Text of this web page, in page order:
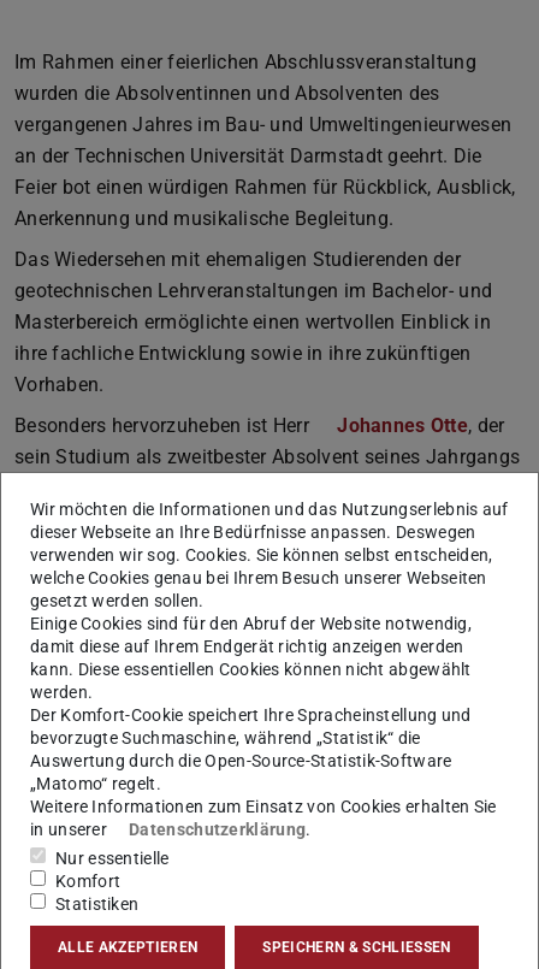
Im Rahmen einer feierlichen Abschlussveranstaltung
wurden die Absolventinnen und Absolventen des
vergangenen Jahres im Bau- und Umweltingenieurwesen
an der Technischen Universität Darmstadt geehrt. Die
Feier bot einen würdigen Rahmen für Rückblick, Ausblick,
Anerkennung und musikalische Begleitung.
Das Wiedersehen mit ehemaligen Studierenden der
geotechnischen Lehrveranstaltungen im Bachelor- und
Masterbereich ermöglichte einen wertvollen Einblick in
ihre fachliche Entwicklung sowie in ihre zukünftigen
Vorhaben.
Besonders hervorzuheben ist Herr
Johannes Otte, der
sein Studium als zweitbester Absolvent seines Jahrgangs
nun als Doktorand am Institut für Geotechnik fort. Wir
freuen uns sehr auf die weitere Zusammenarbeit und auf
seine wissenschaftlichen Beiträge in den kommenden
Jahren.
Allen Absolventinnen und Absolventen gilt herzlicher
Glückwunsch zum erfolgreichen Abschluss!!
Das Engagement, die Zielstrebigkeit und die fachliche
Kompetenz dieser jungen Ingenieurinnen und Ingenieure
leistet einen bedeutenden Beitrag zur Zukunft des Bau-
und Umweltingenieurwesens.
Wir möchten die Informationen und das Nutzungserlebnis auf
dieser Webseite an Ihre Bedürfnisse anpassen. Deswegen
verwenden wir sog. Cookies. Sie können selbst entscheiden,
welche Cookies genau bei Ihrem Besuch unserer Webseiten
gesetzt werden sollen.
Einige Cookies sind für den Abruf der Website notwendig,
damit diese auf Ihrem Endgerät richtig anzeigen werden
kann. Diese essentiellen Cookies können nicht abgewählt
werden.
Der Komfort-Cookie speichert Ihre Spracheinstellung und
bevorzugte Suchmaschine, während „Statistik“ die
Auswertung durch die Open-Source-Statistik-Software
„Matomo“ regelt.
Weitere Informationen zum Einsatz von Cookies erhalten Sie
in unserer
Datenschutzerklärung.
Nur essentielle
Komfort
Statistiken
ALLE AKZEPTIEREN SPEICHERN & SCHLIESSEN